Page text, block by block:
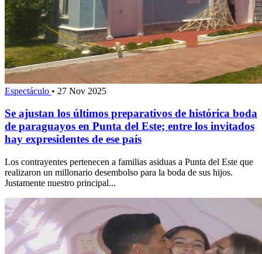
Espectáculo • 27 Nov 2025
Se ajustan los últimos preparativos de histórica boda
de paraguayos en Punta del Este; entre los invitados
hay expresidentes de ese país
Los contrayentes pertenecen a familias asiduas a Punta del Este que
realizaron un millonario desembolso para la boda de sus hijos.
Justamente nuestro principal...